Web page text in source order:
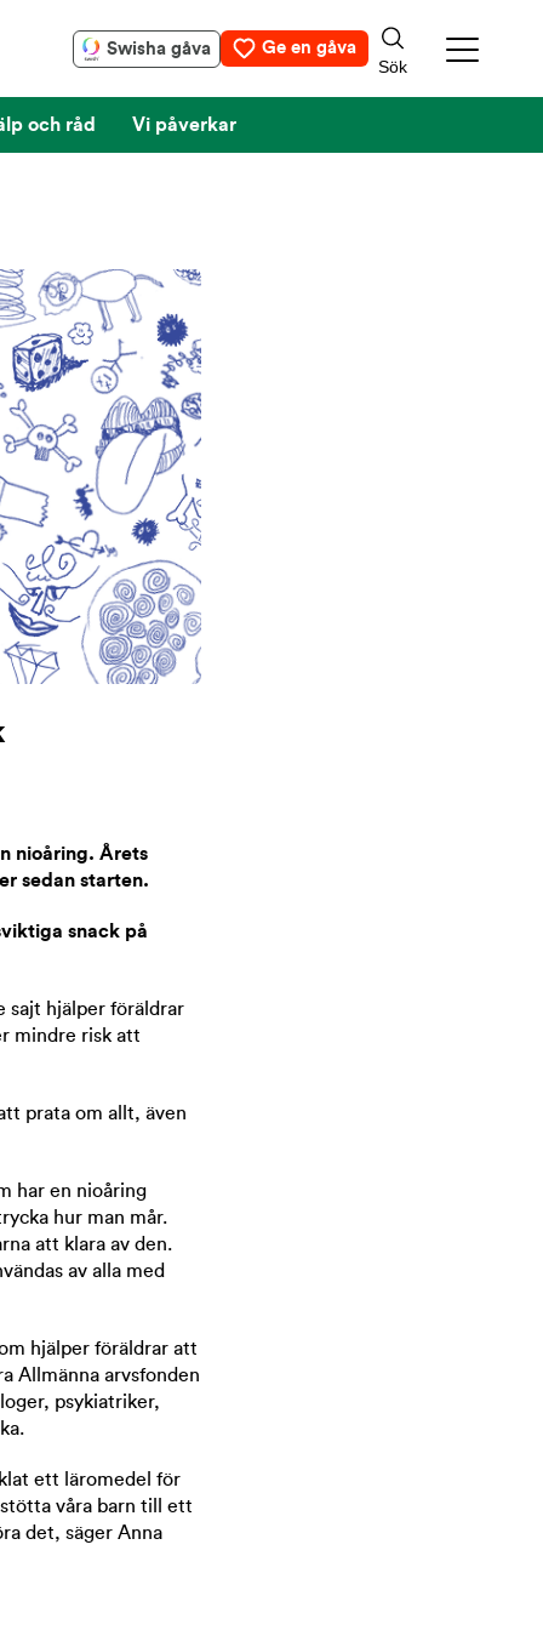
Swisha gåva Ge en gåva
och råd Vi påverkar
nioåring. Årets
sedan starten.
snack på
sajt hjälper föräldrar
mindre risk att
prata om allt, även
har en nioåring
hur man mår.
att klara av den.
av alla med
hjälper föräldrar att
Allmänna arvsfonden
psykiatriker,
ett läromedel för
våra barn till ett
det, säger Anna